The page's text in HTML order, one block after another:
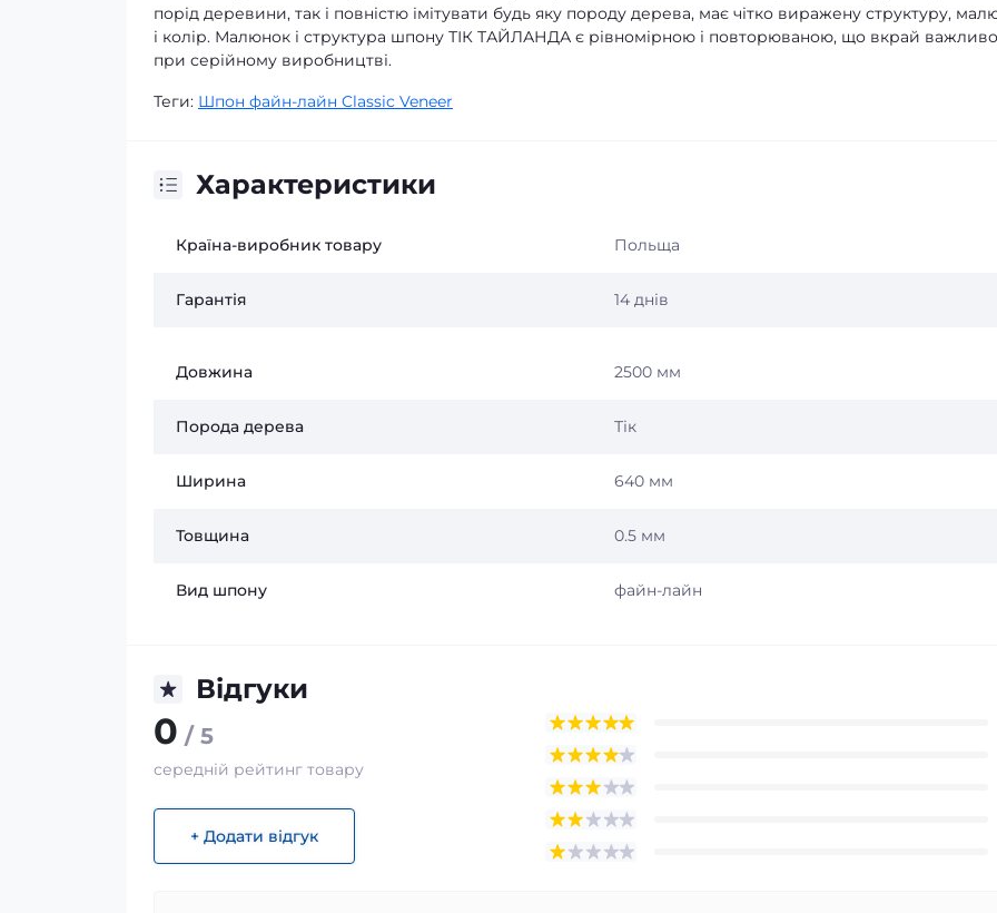
порід деревини, так і повністю імітувати будь яку породу дерева, має чітко виражену структуру,
і колір. Малюнок і структура шпону ТІК ТАЙЛАНДА є рівномірною і повторюваною, що вкрай важливо
при серійному виробництві.
Теги: Шпон файн-лайн Classic Veneer
Характеристики
Країна-виробник товару Польща
Гарантія 14 днів
Довжина 2500 мм
Порода дерева Тік
Ширина 640 мм
Товщина 0.5 мм
Вид шпону файн-лайн
Відгуки
0 / 5
середній рейтинг товару
+ Додати відгук